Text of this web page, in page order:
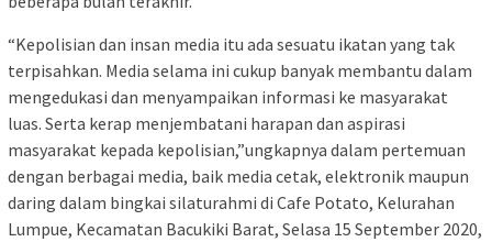
“Kepolisian dan insan media itu ada sesuatu ikatan yang tak
terpisahkan. Media selama ini cukup banyak membantu dalam
mengedukasi dan menyampaikan informasi ke masyarakat
luas. Serta kerap menjembatani harapan dan aspirasi
masyarakat kepada kepolisian,”ungkapnya dalam pertemuan
dengan berbagai media, baik media cetak, elektronik maupun
daring dalam bingkai silaturahmi di Cafe Potato, Kelurahan
Lumpue, Kecamatan Bacukiki Barat, Selasa 15 September 2020,